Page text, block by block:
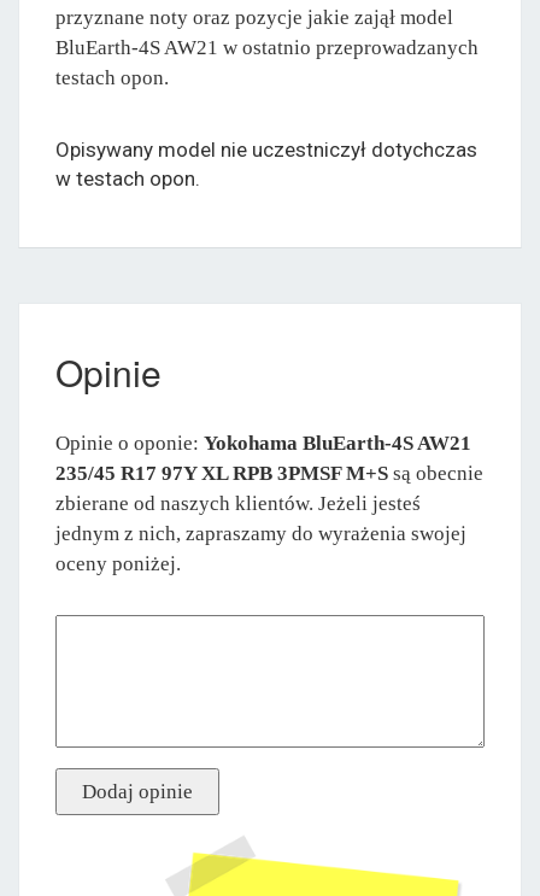
przyznane noty oraz pozycje jakie zajął model
BluEarth-4S AW21 w ostatnio przeprowadzanych
testach opon.
Opisywany model nie uczestniczył dotychczas
w testach opon.
Opinie
Opinie o oponie: Yokohama BluEarth-4S AW21
235/45 R17 97Y XL RPB 3PMSF M+S są obecnie
zbierane od naszych klientów. Jeżeli jesteś
jednym z nich, zapraszamy do wyrażenia swojej
oceny poniżej.